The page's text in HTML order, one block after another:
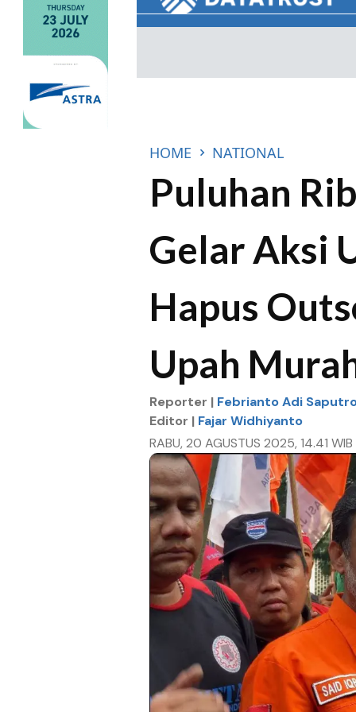
HOME NATIONAL
Puluhan
Gelar Aksi
Hapus
Upah
Reporter | Febrianto Adi
Editor | Fajar Widhiyanto
RABU, 20 AGUSTUS 2025, 14.41 WIB